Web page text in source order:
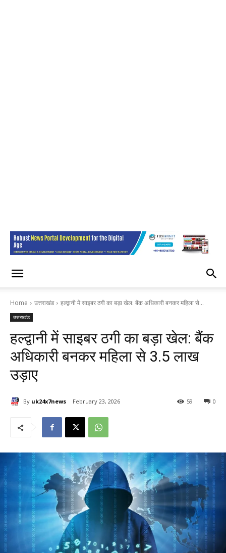
Home उत्तराखंड हल्द्वानी में साइबर ठगी का बड़ा खेल: बैंक अधिकारी बनकर महिला से...
उत्तराखंड
हल्द्वानी में साइबर ठगी का बड़ा खेल: बैंक
अधिकारी बनकर महिला से 3.5 लाख
उड़ाए
By uk24x7news February 23, 2026 0
59